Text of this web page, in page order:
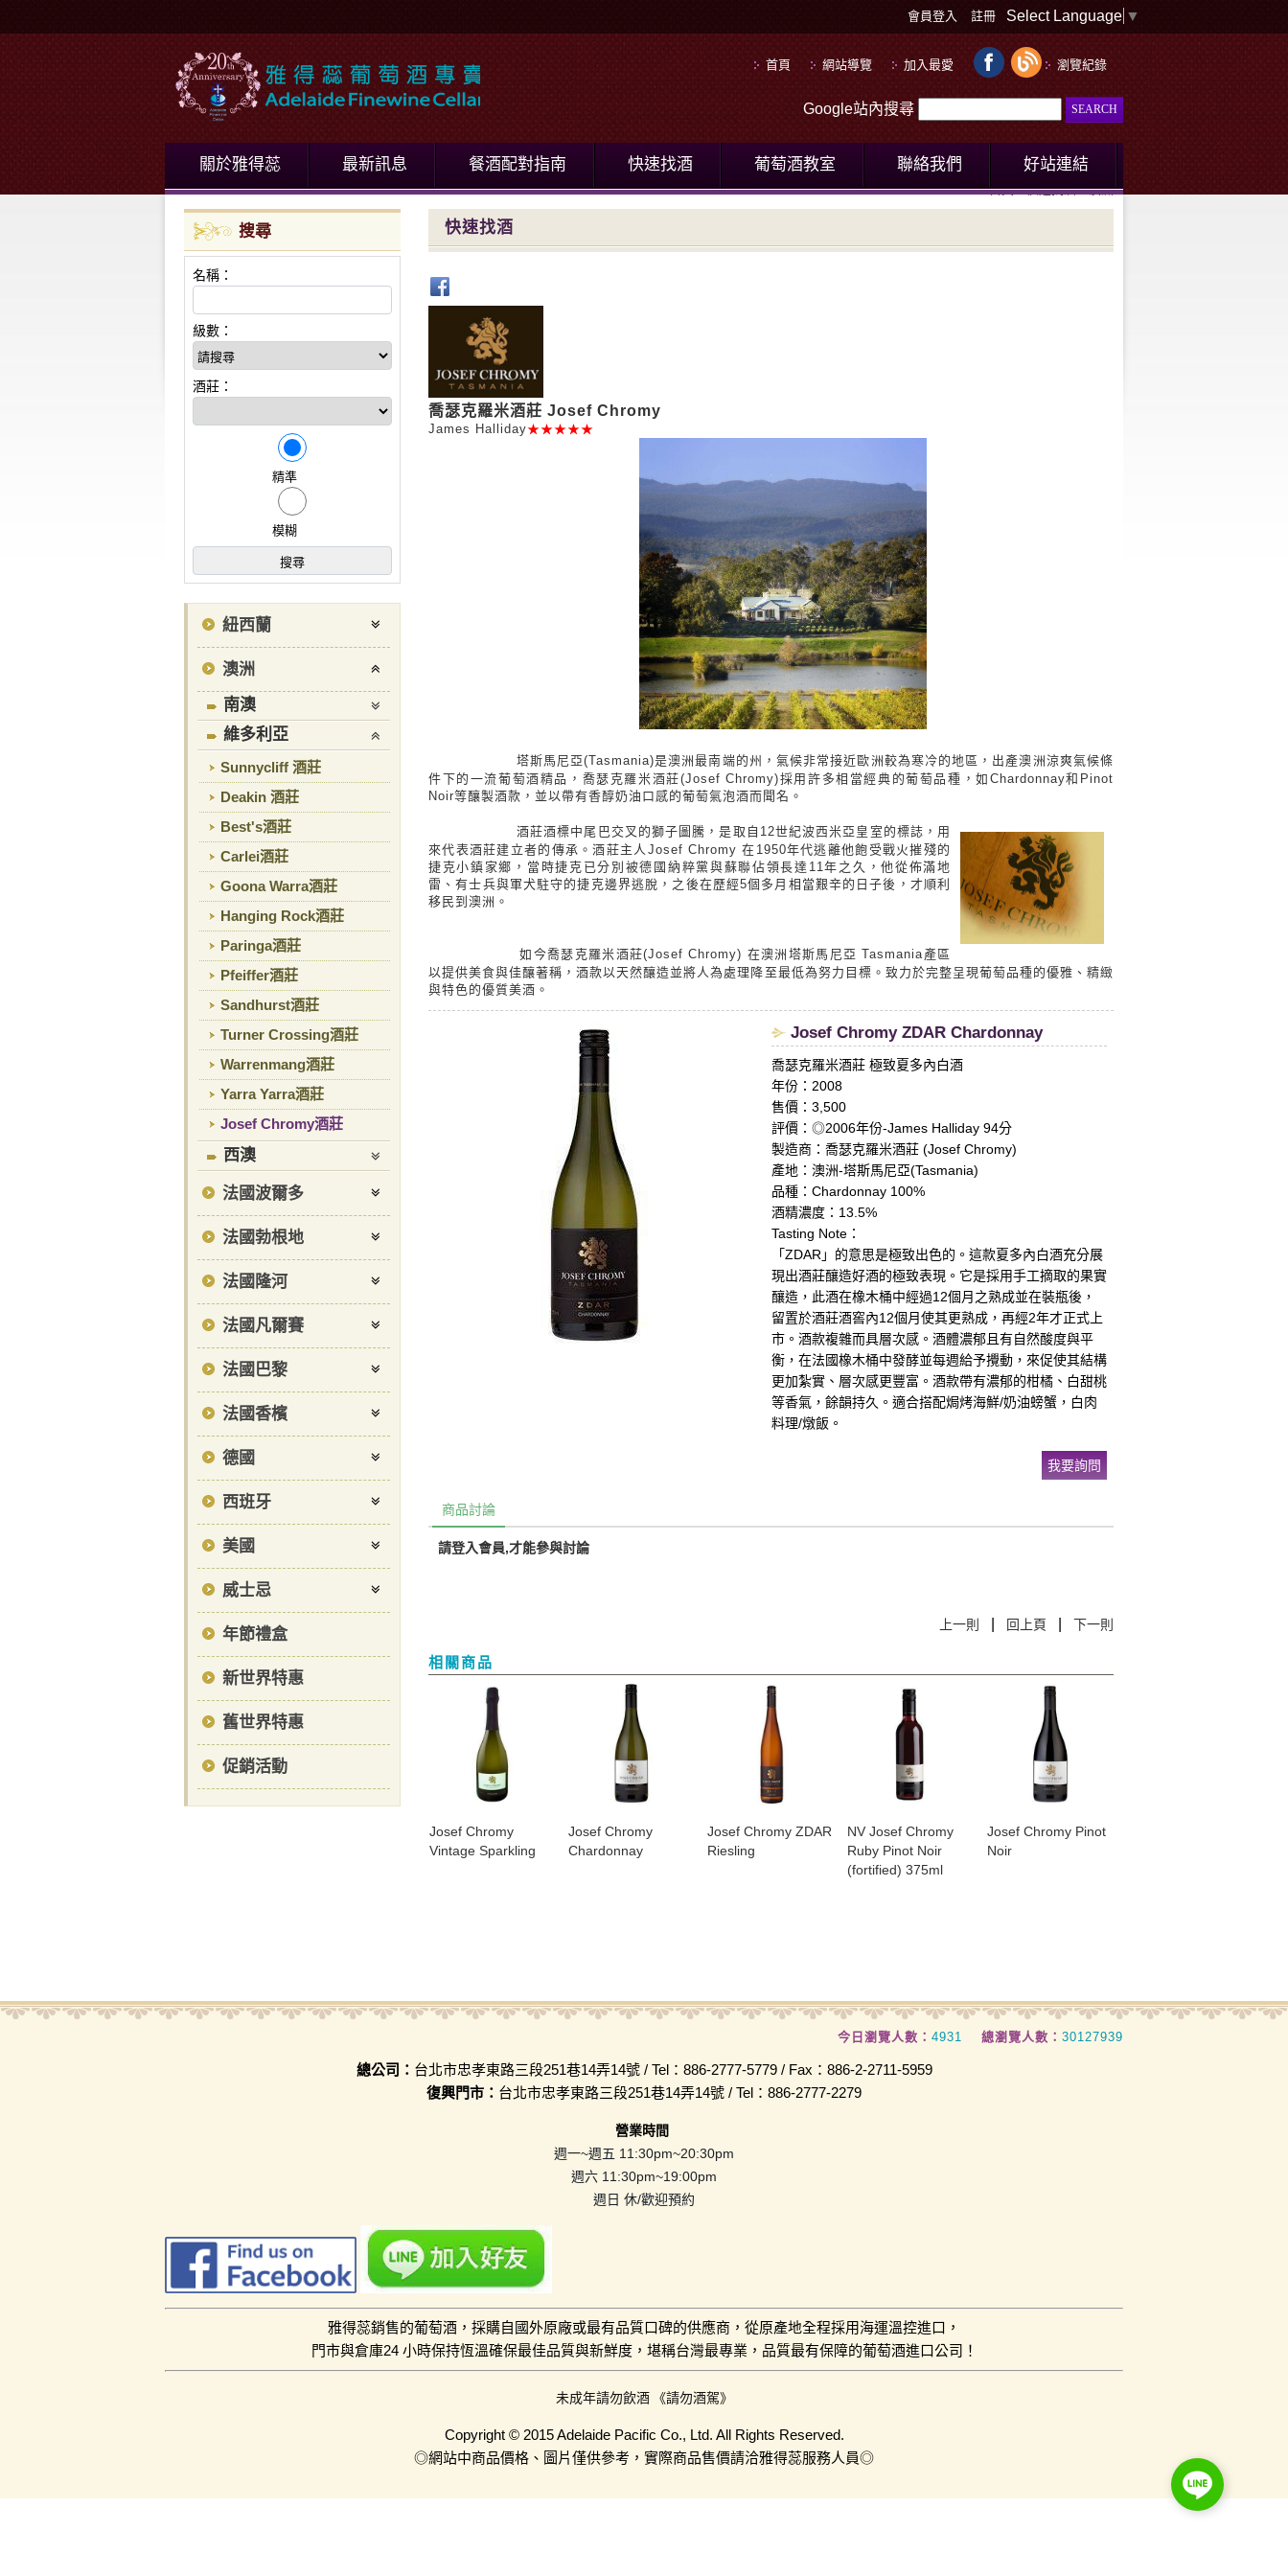
Select Language ▼
會員登入 註冊
首頁 網站導覽 加入最愛 瀏覽紀錄
Google站內搜尋
關於雅得蕊 最新訊息 餐酒配對指南 快速找酒 葡萄酒教室 聯絡我們 好站連結
首頁 快速找酒 澳洲
搜尋
名稱：
級數：
酒莊：
精準
模糊
紐西蘭
澳洲
南澳
維多利亞
Sunnycliff 酒莊
Deakin 酒莊
Best's酒莊
Carlei酒莊
Goona Warra酒莊
Hanging Rock酒莊
Paringa酒莊
Pfeiffer酒莊
Sandhurst酒莊
Turner Crossing酒莊
Warrenmang酒莊
Yarra Yarra酒莊
Josef Chromy酒莊
西澳
法國波爾多
法國勃根地
法國隆河
法國凡爾賽
法國巴黎
法國香檳
德國
西班牙
美國
威士忌
年節禮盒
新世界特惠
舊世界特惠
促銷活動
快速找酒
喬瑟克羅米酒莊 Josef Chromy
James Halliday★★★★★
塔斯馬尼亞(Tasmania)是澳洲最南端的州，氣候非常接近歐洲較為寒冷的地區，出產澳洲涼爽氣候條
件下的一流葡萄酒精品，喬瑟克羅米酒莊(Josef Chromy)採用許多相當經典的葡萄品種，如Chardonnay和Pinot
Noir等釀製酒款，並以帶有香醇奶油口感的葡萄氣泡酒而聞名。
酒莊酒標中尾巴交叉的獅子圖騰，是取自12世紀波西米亞皇室的標誌，用
來代表酒莊建立者的傳承。酒莊主人Josef Chromy 在1950年代逃離他飽受戰火摧殘的
捷克小鎮家鄉，當時捷克已分別被德國納粹黨與蘇聯佔領長達11年之久，他從佈滿地
雷、有士兵與軍犬駐守的捷克邊界逃脫，之後在歷經5個多月相當艱辛的日子後，才順利
移民到澳洲。
如今喬瑟克羅米酒莊(Josef Chromy) 在澳洲塔斯馬尼亞 Tasmania產區
以提供美食與佳釀著稱，酒款以天然釀造並將人為處理降至最低為努力目標。致力於完整呈現葡萄品種的優雅、精緻
與特色的優質美酒。
Josef Chromy ZDAR Chardonnay
喬瑟克羅米酒莊 極致夏多內白酒
年份：2008
售價：3,500
評價：◎2006年份-James Halliday 94分
製造商：喬瑟克羅米酒莊 (Josef Chromy)
產地：澳洲-塔斯馬尼亞(Tasmania)
品種：Chardonnay 100%
酒精濃度：13.5%
Tasting Note：
「ZDAR」的意思是極致出色的。這款夏多內白酒充分展
現出酒莊釀造好酒的極致表現。它是採用手工摘取的果實
釀造，此酒在橡木桶中經過12個月之熟成並在裝瓶後，
留置於酒莊酒窖內12個月使其更熟成，再經2年才正式上
市。酒款複雜而具層次感。酒體濃郁且有自然酸度與平
衡，在法國橡木桶中發酵並每週給予攪動，來促使其結構
更加紮實、層次感更豐富。酒款帶有濃郁的柑橘、白甜桃
等香氣，餘韻持久。適合搭配焗烤海鮮/奶油螃蟹，白肉
料理/燉飯。
我要詢問
商品討論
請登入會員,才能參與討論
上一則 回上頁 下一則
相關商品
​Josef Chromy
Vintage Sparkling
Josef Chromy
Chardonnay
Josef Chromy ZDAR
Riesling
NV Josef Chromy
Ruby Pinot Noir
(fortified) 375ml
Josef Chromy Pinot
Noir
今日瀏覽人數： 4931 總瀏覽人數： 30127939
總公司： 台北市忠孝東路三段251巷14弄14號 / Tel：886-2777-5779 / Fax：886-2-2711-5959
復興門市： 台北市忠孝東路三段251巷14弄14號 / Tel：886-2777-2279
營業時間
週一~週五 11:30pm~20:30pm
週六 11:30pm~19:00pm
週日 休/歡迎預約
雅得蕊銷售的葡萄酒，採購自國外原廠或最有品質口碑的供應商，從原產地全程採用海運溫控進口，
門市與倉庫24 小時保持恆溫確保最佳品質與新鮮度，堪稱台灣最專業，品質最有保障的葡萄酒進口公司！
未成年請勿飲酒 《請勿酒駕》
Copyright © 2015 Adelaide Pacific Co., Ltd. All Rights Reserved.
◎網站中商品價格、圖片僅供參考，實際商品售價請洽雅得蕊服務人員◎